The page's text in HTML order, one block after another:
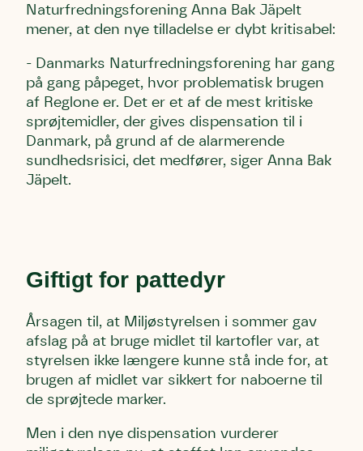
Naturfredningsforening Anna Bak Jäpelt
mener, at den nye tilladelse er dybt kritisabel:
- Danmarks Naturfredningsforening har gang
på gang påpeget, hvor problematisk brugen
af Reglone er. Det er et af de mest kritiske
sprøjtemidler, der gives dispensation til i
Danmark, på grund af de alarmerende
sundhedsrisici, det medfører, siger Anna Bak
Jäpelt.
Giftigt for pattedyr
Årsagen til, at Miljøstyrelsen i sommer gav
afslag på at bruge midlet til kartofler var, at
styrelsen ikke længere kunne stå inde for, at
brugen af midlet var sikkert for naboerne til
de sprøjtede marker.
Men i den nye dispensation vurderer